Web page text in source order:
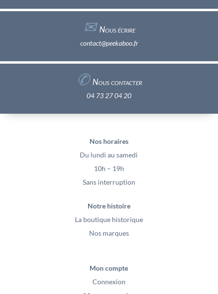
✉︎Nous écrire
contact@peekaboo.fr
✆ Nous contacter
04 73 27 04 20
Nos horaires
Du lundi au samedi
10h – 19h
Sans interruption
Notre histoire
La boutique historique
Nos marques
Mon compte
Connexion